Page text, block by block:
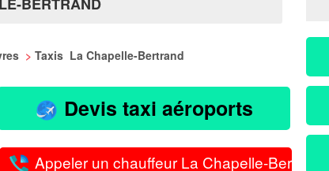
> Taxis La Chapelle-Bertrand
Devis taxi aéroports
Appeler un chauffeur La Chapelle-Bertrand